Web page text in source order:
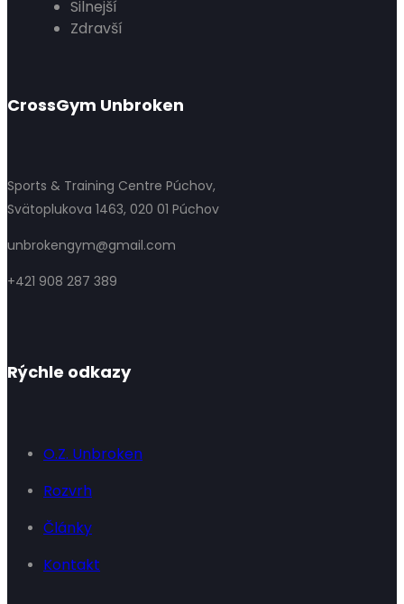
Silnejší
Zdravší
CrossGym Unbroken
Sports & Training Centre Púchov,
Svätoplukova 1463, 020 01 Púchov
unbrokengym@gmail.com
+421 908 287 389
Rýchle odkazy
O.Z. Unbroken
Rozvrh
Články
Kontakt